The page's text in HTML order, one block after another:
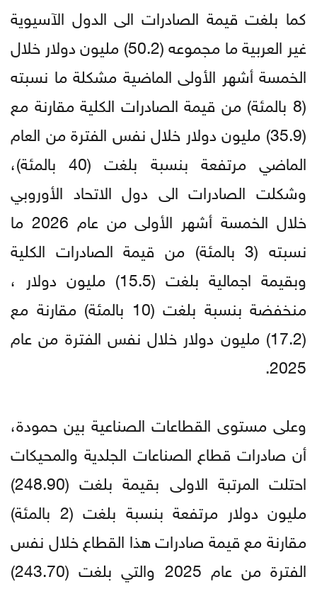
كما بلغت قيمة الصادرات الى الدول الآسيوية
غير العربية ما مجموعه (50.2) مليون دولار خلال
الخمسة أشهر الأولى الماضية مشكلة ما نسبته
(8 بالمئة) من قيمة الصادرات الكلية مقارنة مع
(35.9) مليون دولار خلال نفس الفترة من العام
الماضي مرتفعة بنسبة بلغت (40 بالمئة)،
وشكلت الصادرات الى دول الاتحاد الأوروبي
خلال الخمسة أشهر الأولى من عام 2026 ما
نسبته (3 بالمئة) من قيمة الصادرات الكلية
وبقيمة اجمالية بلغت (15.5) مليون دولار ،
منخفضة بنسبة بلغت (10 بالمئة) مقارنة مع
(17.2) مليون دولار خلال نفس الفترة من عام
2025.
وعلى مستوى القطاعات الصناعية بين حمودة،
أن صادرات قطاع الصناعات الجلدية والمحيكات
احتلت المرتبة الاولى بقيمة بلغت (248.90)
مليون دولار مرتفعة بنسبة بلغت (2 بالمئة)
مقارنة مع قيمة صادرات هذا القطاع خلال نفس
الفترة من عام 2025 والتي بلغت (243.70)